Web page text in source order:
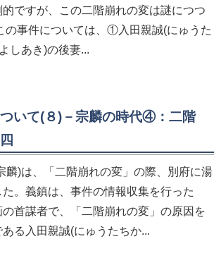
ですが、この二階崩れの変は謎につつ
の事件については、①入田親誠(にゅうた
しあき)の後妻...
いて(８)－宗麟の時代④：二階
麟)は、「二階崩れの変」の際、別府に湯
。義鎮は、事件の情報収集を行った
首謀者で、「二階崩れの変」の原因を
る入田親誠(にゅうたちか...